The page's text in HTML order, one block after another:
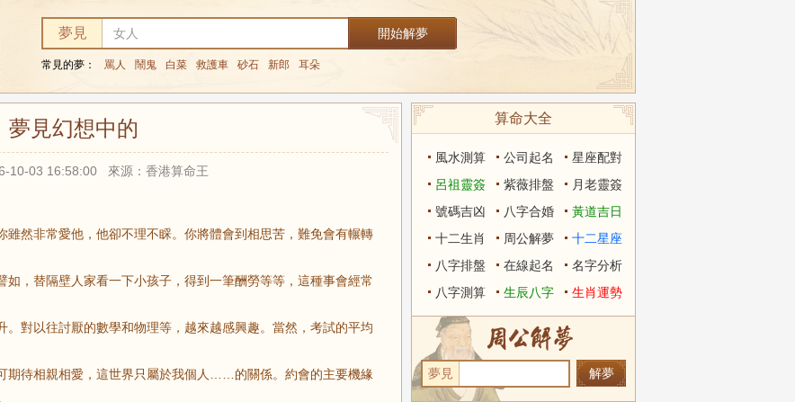
夢見
常見的夢： 罵人 鬧鬼 白菜 救護車 砂石 新郎 耳朵
夢見幻想中的
10-03 16:58:00 來源：香港算命王
然非常愛他，他卻不理不睬。你將體會到相思苦，難免會有輾轉
，替隔壁人家看一下小孩子，得到一筆酬勞等等，這種事會經常
對以往討厭的數學和物理等，越來越感興趣。當然，考試的平均
待相親相愛，這世界只屬於我個人……的關係。約會的主要機緣
算命大全
風水測算 公司起名
星座配對
呂祖靈簽
紫薇排盤
月老靈簽
號碼吉凶
八字合婚
黃道吉日
十二生肖
周公解夢
十二星座
八字排盤
在線起名
名字分析
八字測算
生辰八字 生肖運勢
夢見